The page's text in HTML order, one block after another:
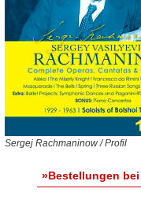
Sergej Rachmaninow / Profil
»Bestellungen